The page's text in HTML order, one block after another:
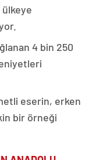
ülkeye
4 bin 250
eserin, erken
bir örneği